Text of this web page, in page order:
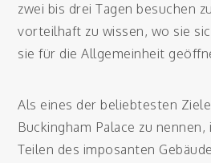
zwei bis drei Tagen besuchen
vorteilhaft zu wissen, wo sie
sie für die Allgemeinheit
Als eines der beliebtesten
Buckingham Palace zu
Teilen des imposanten